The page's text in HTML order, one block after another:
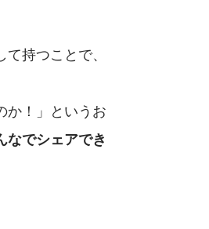
持つことで、
か！」というお
なでシェアでき